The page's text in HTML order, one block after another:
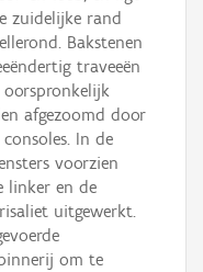
zuidelijke rand
Bakstenen
traveeën
afgezoomd door
In de
voorzien
linker en de
uitgewerkt.
om te